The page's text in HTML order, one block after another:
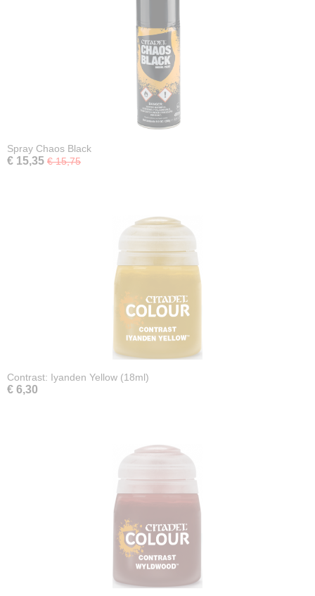
Spray Chaos Black
€ 15,35 € 15,75
Contrast: Iyanden Yellow (18ml)
€ 6,30